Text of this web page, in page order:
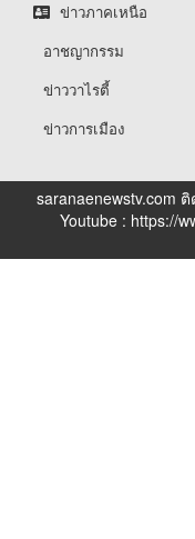
ข่าวภาคเหนือ
อาชญากรรม
ข่าววาไรตี้
ข่าวการเมือง
saranaenewstv.com
Youtube : https://